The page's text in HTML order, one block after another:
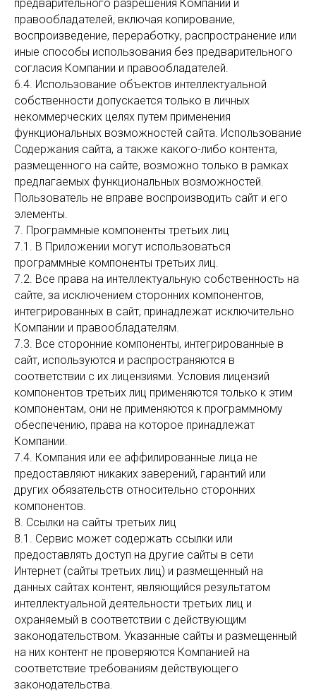
предварительного разрешения Компании и
правообладателей, включая копирование,
воспроизведение, переработку, распространение или
иные способы использования без предварительного
согласия Компании и правообладателей.
6.4. Использование объектов интеллектуальной
собственности допускается только в личных
некоммерческих целях путем применения
функциональных возможностей сайта. Использование
Содержания сайта, а также какого-либо контента,
размещенного на сайте, возможно только в рамках
предлагаемых функциональных возможностей.
Пользователь не вправе воспроизводить сайт и его
элементы.
7. Программные компоненты третьих лиц
7.1. В Приложении могут использоваться
программные компоненты третьих лиц.
7.2. Все права на интеллектуальную собственность на
сайте, за исключением сторонних компонентов,
интегрированных в сайт, принадлежат исключительно
Компании и правообладателям.
7.3. Все сторонние компоненты, интегрированные в
сайт, используются и распространяются в
соответствии с их лицензиями. Условия лицензий
компонентов третьих лиц применяются только к этим
компонентам, они не применяются к программному
обеспечению, права на которое принадлежат
Компании.
7.4. Компания или ее аффилированные лица не
предоставляют никаких заверений, гарантий или
других обязательств относительно сторонних
компонентов.
8. Ссылки на сайты третьих лиц
8.1. Сервис может содержать ссылки или
предоставлять доступ на другие сайты в сети
Интернет (сайты третьих лиц) и размещенный на
данных сайтах контент, являющийся результатом
интеллектуальной деятельности третьих лиц и
охраняемый в соответствии с действующим
законодательством. Указанные сайты и размещенный
на них контент не проверяются Компанией на
соответствие требованиям действующего
законодательства.